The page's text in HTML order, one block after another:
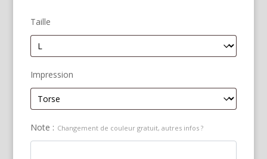
Taille
Impression
Note : Changement de couleur gratuit, autres infos ?